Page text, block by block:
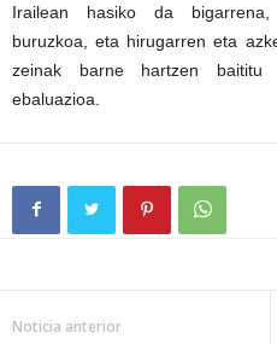
Irailean hasiko da
buruzkoa, eta hirugarren eta
zeinak barne hartzen baititu
ebaluazioa.
Noticia anterior